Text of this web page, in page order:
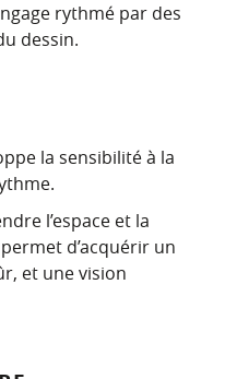
rythmé par des
dessin.
la sensibilité à la
l’espace et la
d’acquérir un
et une vision